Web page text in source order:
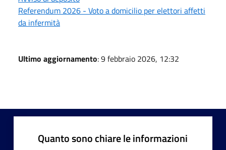
Referendum 2026 - Voto a domicilio per elettori affetti
da infermità
Ultimo aggiornamento: 9 febbraio 2026, 12:32
Quanto sono chiare le informazioni